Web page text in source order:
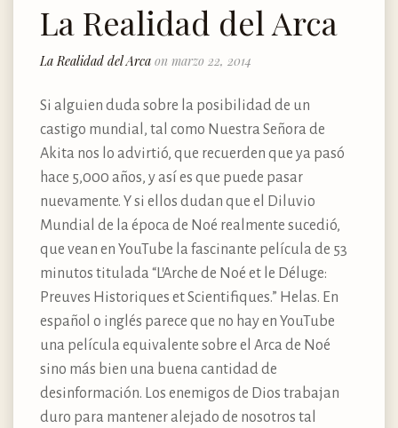
La Realidad del Arca
La Realidad del Arca on marzo 22, 2014
Si alguien duda sobre la posibilidad de un
castigo mundial, tal como Nuestra Señora de
Akita nos lo advirtió, que recuerden que ya pasó
hace 5,000 años, y así es que puede pasar
nuevamente. Y si ellos dudan que el Diluvio
Mundial de la época de Noé realmente sucedió,
que vean en YouTube la fascinante película de 53
minutos titulada “L’Arche de Noé et le Déluge:
Preuves Historiques et Scientifiques.” Helas. En
español o inglés parece que no hay en YouTube
una película equivalente sobre el Arca de Noé
sino más bien una buena cantidad de
desinformación. Los enemigos de Dios trabajan
duro para mantener alejado de nosotros tal